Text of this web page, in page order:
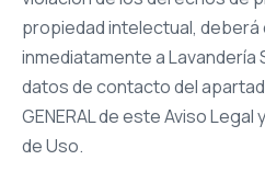
propiedad intelectual, deberá
inmediatamente a Lavandería
datos de contacto del
GENERAL de este Aviso
de Uso.